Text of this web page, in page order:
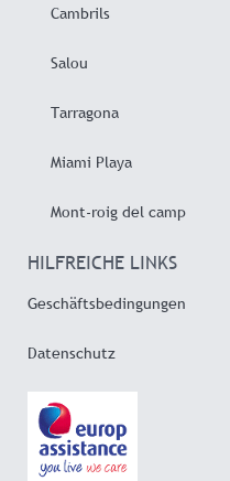
Cambrils
Salou
Tarragona
Miami Playa
Mont-roig del camp
HILFREICHE LINKS
Geschäftsbedingungen
Datenschutz